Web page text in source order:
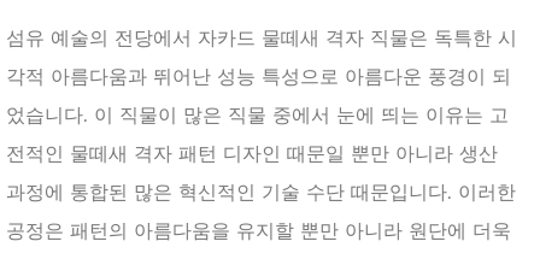
섬유 예술의 전당에서 자카드 물떼새 격자 직물은 독특한 시
각적 아름다움과 뛰어난 성능 특성으로 아름다운 풍경이 되
었습니다. 이 직물이 많은 직물 중에서 눈에 띄는 이유는 고
전적인 물떼새 격자 패턴 디자인 때문일 뿐만 아니라 생산
과정에 통합된 많은 혁신적인 기술 수단 때문입니다. 이러한
공정은 패턴의 아름다움을 유지할 뿐만 아니라 원단에 더욱